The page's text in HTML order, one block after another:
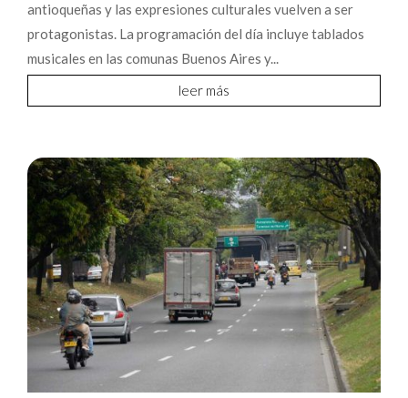
antioqueñas y las expresiones culturales vuelven a ser
protagonistas. La programación del día incluye tablados
musicales en las comunas Buenos Aires y...
leer más